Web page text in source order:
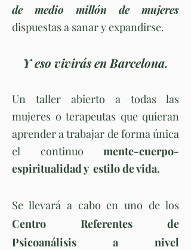
de medio millón de mujeres
dispuestas a sanar y expandirse.
Y eso vivirás en Barcelona.
Un taller abierto a todas las
mujeres o terapeutas que quieran
aprender a trabajar de forma única
el continuo mente-cuerpo-
espiritualidad y estilo de vida.​
Se llevará a cabo en uno de los
Centro Referentes de
Psicoanálisis a nivel